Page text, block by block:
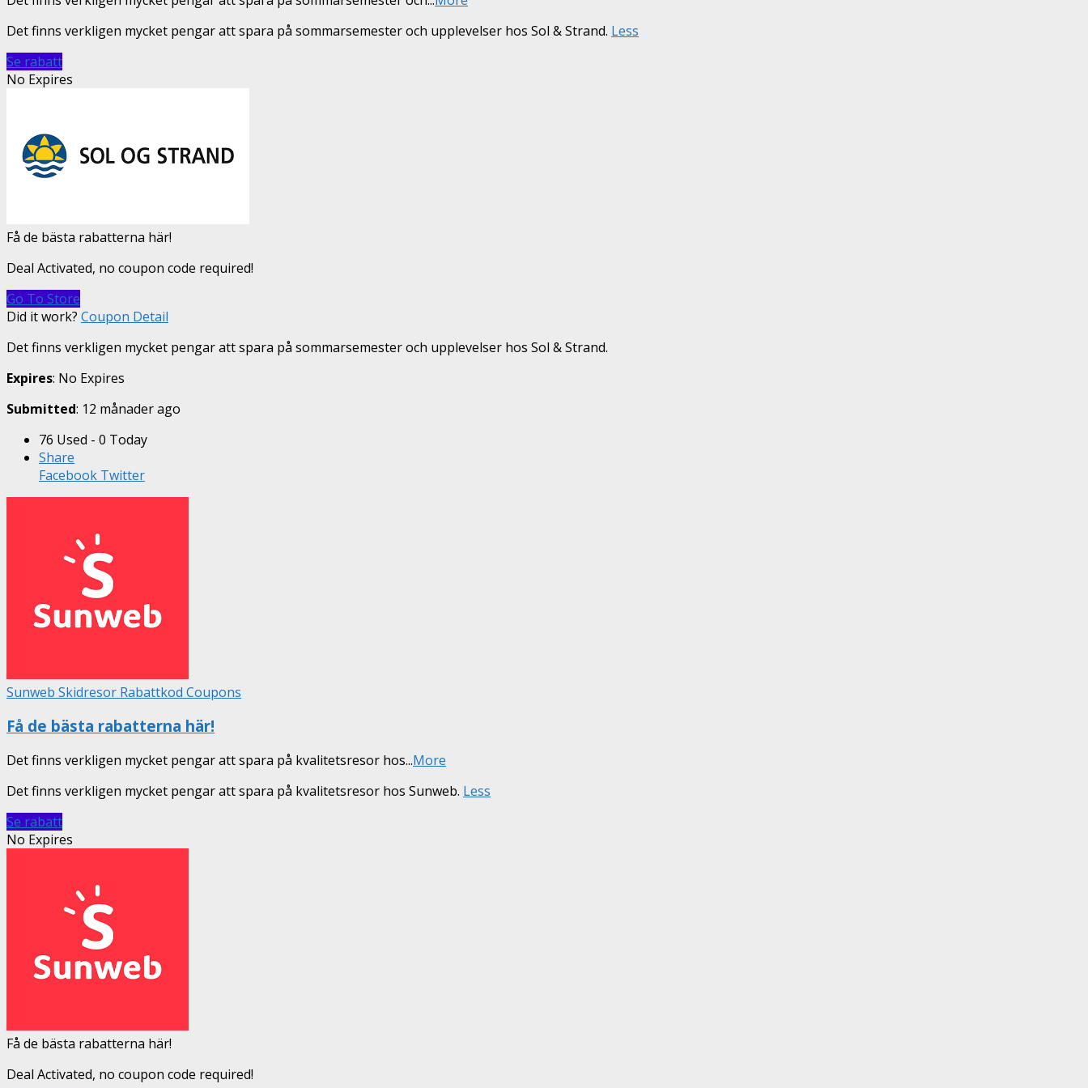
Det finns verkligen mycket pengar att spara på sommarsemester och upplevelser hos Sol & Strand. Less
Se rabatt
No Expires
Få de bästa rabatterna här!
Deal Activated, no coupon code required!
Go To Store
Did it work? Coupon Detail
Det finns verkligen mycket pengar att spara på sommarsemester och upplevelser hos Sol & Strand.
Expires: No Expires
Submitted: 12 månader ago
76 Used - 0 Today
Share
Facebook Twitter
Sunweb Skidresor Rabattkod Coupons
Få de bästa rabatterna här!
Det finns verkligen mycket pengar att spara på kvalitetsresor hos...More
Det finns verkligen mycket pengar att spara på kvalitetsresor hos Sunweb. Less
Se rabatt
No Expires
Få de bästa rabatterna här!
Deal Activated, no coupon code required!